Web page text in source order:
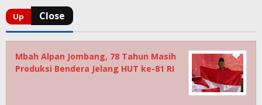
Mbah Alpan Jombang, 78 Tahun Masih
Produksi Bendera Jelang HUT ke-81 RI